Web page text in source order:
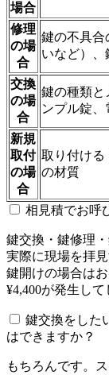
場合
修理
の場
合
鍵の不具合
いなど）、
交換
の場
合
鍵の種類と
ンプル錠、
新規
取付
の場
合
取り付ける
の材質
相見積でお呼
鍵交換・鍵修理
実際に現場を拝
鍵開けの場合は
¥4,400が発生し
鍵交換をした
はできますか？
もちろんです。